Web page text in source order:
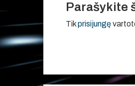
Parašykite
Tikprisijungę